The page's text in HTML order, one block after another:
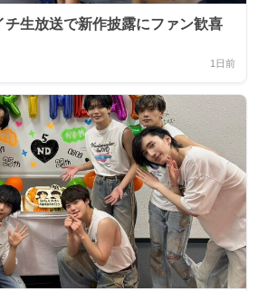
チ生放送で新作披露にファン歓喜
1日前